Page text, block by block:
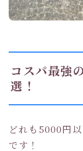
コスパ最強
選！
どれも5000円
です！